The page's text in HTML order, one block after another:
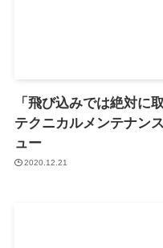
「飛び込みでは絶対に
テクニカルメンテナン
ュー
2020.12.21